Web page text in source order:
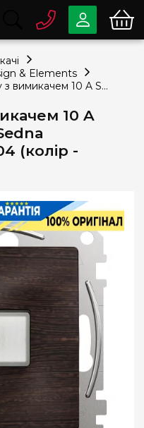
10 A
(колір -
33-63-07
Telegram
& Elements
Датчик руху з вимикачем 10 A Schneider Electric Sedna Elements SDD181504 (колір - венге)